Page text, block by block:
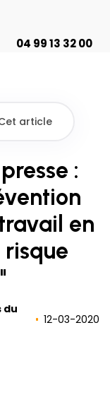
04 99 13 32 00
article
:
en
risque
du
12-03-2020